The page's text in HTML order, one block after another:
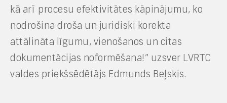
kā arī procesu efektivitātes kāpinājumu, ko
nodrošina droša un juridiski korekta
attālināta līgumu, vienošanos un citas
dokumentācijas noformēšana!” uzsver LVRTC
valdes priekšsēdētājs Edmunds Beļskis.